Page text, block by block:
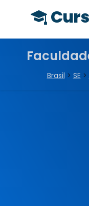
Brasil > SE >